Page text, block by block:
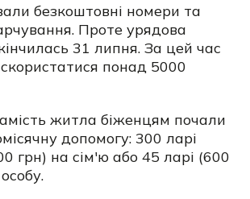
безкоштовні номери та
Проте урядова
31 липня. За цей час
понад 5000
житла біженцям почали
допомогу: 300 ларі
грн) на сім'ю або 45 ларі (600